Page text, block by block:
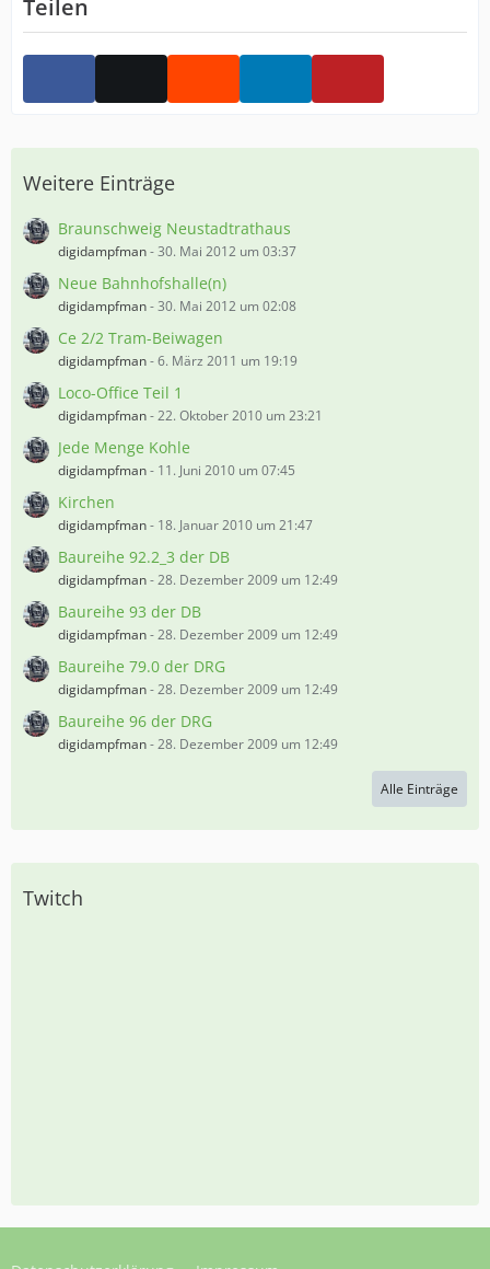
Teilen
Weitere Einträge
Braunschweig Neustadtrathaus
digidampfman-30. Mai 2012 um 03:37
Neue Bahnhofshalle(n)
digidampfman-30. Mai 2012 um 02:08
Ce 2/2 Tram-Beiwagen
digidampfman-6. März 2011 um 19:19
Loco-Office Teil 1
digidampfman-22. Oktober 2010 um 23:21
Jede Menge Kohle
digidampfman- 11. Juni 2010 um 07:45
Kirchen
digidampfman- 18. Januar 2010 um 21:47
Baureihe 92.2_3 der DB
digidampfman-28. Dezember 2009 um 12:49
Baureihe 93 der DB
digidampfman-28. Dezember 2009 um 12:49
Baureihe 79.0 der DRG
digidampfman-28. Dezember 2009 um 12:49
Baureihe 96 der DRG
digidampfman-28. Dezember 2009 um 12:49
Alle Einträge
Twitch